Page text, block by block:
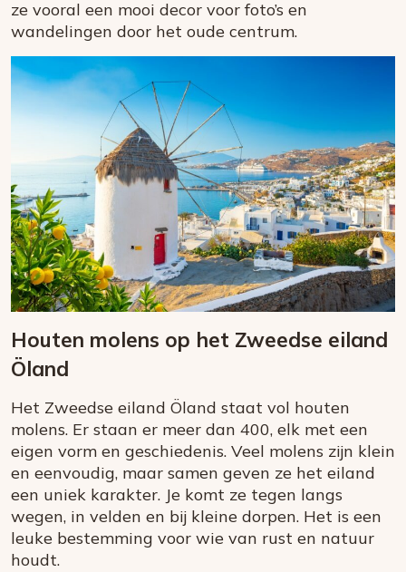
ze vooral een mooi decor voor foto’s en
wandelingen door het oude centrum.
Houten molens op het Zweedse eiland
Öland
Het Zweedse eiland Öland staat vol houten
molens. Er staan er meer dan 400, elk met een
eigen vorm en geschiedenis. Veel molens zijn klein
en eenvoudig, maar samen geven ze het eiland
een uniek karakter. Je komt ze tegen langs
wegen, in velden en bij kleine dorpen. Het is een
leuke bestemming voor wie van rust en natuur
houdt.